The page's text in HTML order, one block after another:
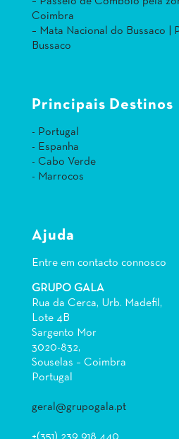
Coimbra
– Mata Nacional do Bussaco |
Bussaco
Principais Destinos
- Portugal
- Espanha
- Cabo Verde
- Marrocos
Ajuda
Entre em contacto connosco
GRUPO GALA
Rua da Cerca, Urb. Madefil,
Lote 4B
Sargento Mor
3020-832,
Souselas – Coimbra
Portugal
geral@grupogala.pt